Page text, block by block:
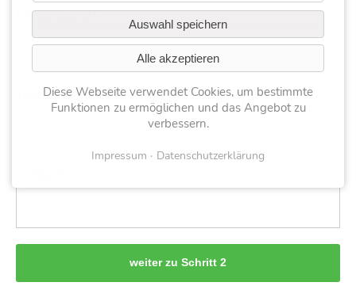
(LKZ) PLZ Ort*
Telefon (intern.)*
weiter zu Schritt 2
Auswahl speichern
Alle akzeptieren
Diese Webseite verwendet Cookies, um bestimmte
Funktionen zu ermöglichen und das Angebot zu
verbessern.
Impressum Datenschutzerklärung